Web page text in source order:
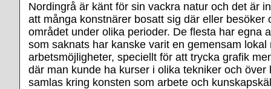
Nordingrå är känt för sin vackra natur och det är
att många konstnärer bosatt sig där eller besöker
området under olika perioder. De flesta har egna
som saknats har kanske varit en gemensam lokal
arbetsmöjligheter, speciellt för att trycka grafik
där man kunde ha kurser i olika tekniker och över
samlas kring konsten som arbete och